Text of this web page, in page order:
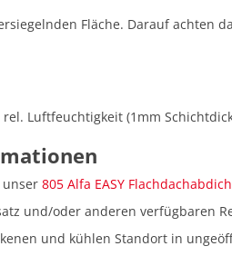
Fläche. Darauf achten
Luftfeuchtigkeit (1mm
unser 805 Alfa EASY
und/oder anderen verfügbaren
und kühlen Standort in